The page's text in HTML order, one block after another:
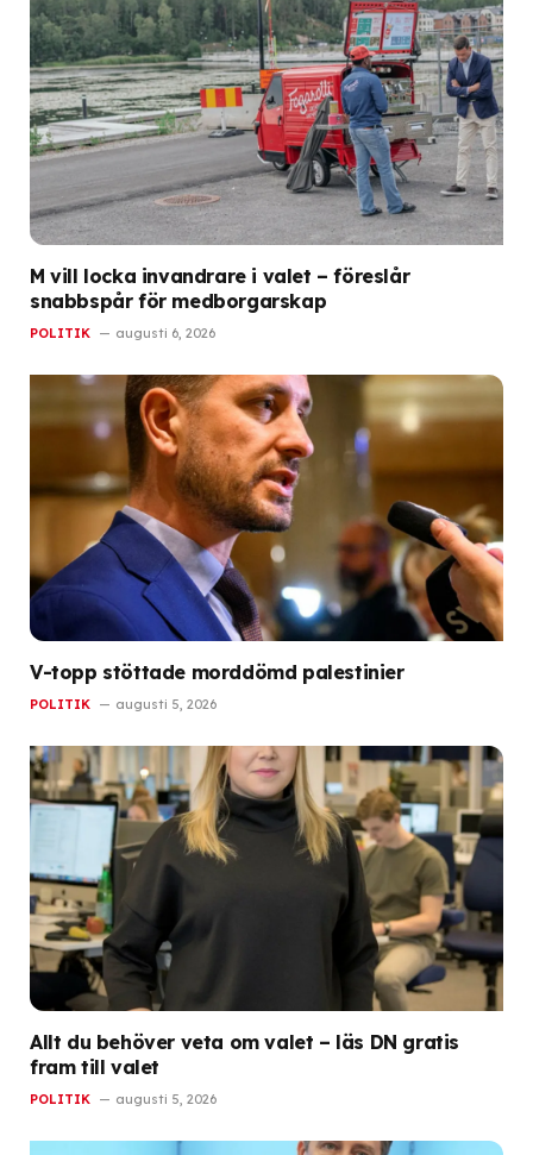
M vill locka invandrare i valet – föreslår
snabbspår för medborgarskap
POLITIK augusti 6, 2026
V-topp stöttade morddömd palestinier
POLITIK augusti 5, 2026
Allt du behöver veta om valet – läs DN gratis
fram till valet
POLITIK augusti 5, 2026